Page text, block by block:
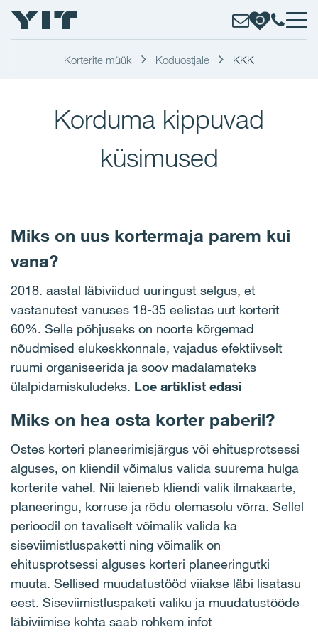
Korterite müük Koduostjale KKK
Korduma kippuvad
küsimused
Miks on uus kortermaja parem kui
vana?
2018. aastal läbiviidud uuringust selgus, et
vastanutest vanuses 18-35 eelistas uut korterit
60%. Selle põhjuseks on noorte kõrgemad
nõudmised elukeskkonnale, vajadus efektiivselt
ruumi organiseerida ja soov madalamateks
ülalpidamiskuludeks. Loe artiklist edasi
Miks on hea osta korter paberil?
Ostes korteri planeerimisjärgus või ehitusprotsessi
alguses, on kliendil võimalus valida suurema hulga
korterite vahel. Nii laieneb kliendi valik ilmakaarte,
planeeringu, korruse ja rõdu olemasolu võrra. Sellel
perioodil on tavaliselt võimalik valida ka
siseviimistluspaketti ning võimalik on
ehitusprotsessi alguses korteri planeeringutki
muuta. Sellised muudatustööd viiakse läbi lisatasu
eest. Siseviimistluspaketi valiku ja muudatustööde
läbiviimise kohta saab rohkem infot